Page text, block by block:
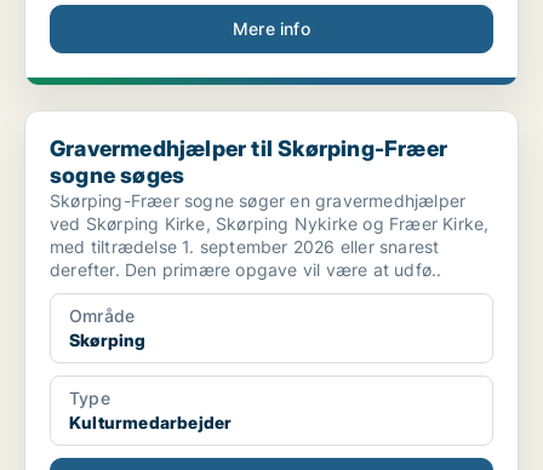
Mere info
Gravermedhjælper til Skørping-Fræer sogne søges
Gravermedhjælper til Skørping-Fræer
sogne søges
Skørping-Fræer sogne søger en gravermedhjælper
ved Skørping Kirke, Skørping Nykirke og Fræer Kirke,
med tiltrædelse 1. september 2026 eller snarest
derefter. Den primære opgave vil være at udfø..
Område
Skørping
Type
Kulturmedarbejder